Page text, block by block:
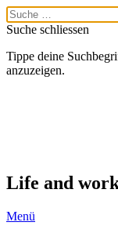
Suche schliessen
Tippe deine
anzuzeigen.
Life and
Menü